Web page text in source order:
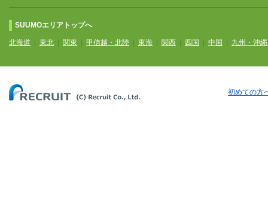
SUUMOエリアトップへ
北海道 東北 関東 甲信越・北陸 東海 関西 四国 中国 九州・沖縄
初めての方